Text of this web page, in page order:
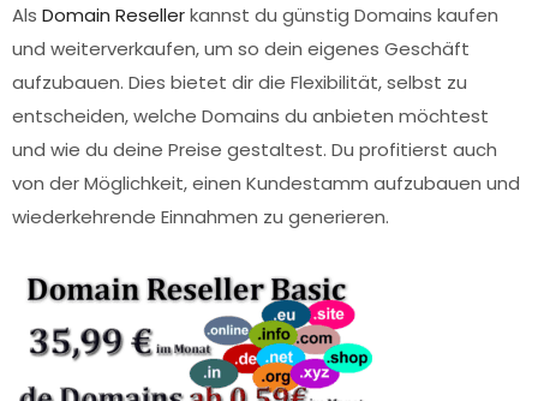
Als Domain Resellerkannst du günstig Domains kaufen
und weiterverkaufen, um so dein eigenes Geschäft
aufzubauen. Dies bietet dir die Flexibilität, selbst zu
entscheiden, welche Domains du anbieten möchtest
und wie du deine Preise gestaltest. Du profitierst auch
von der Möglichkeit, einen Kundestamm aufzubauen und
wiederkehrende Einnahmen zu generieren.